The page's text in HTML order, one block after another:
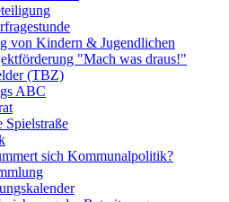
von Kindern & Jugendlichen
"Mach was draus!"
(TBZ)
ABC
Spielstraße
sich Kommunalpolitik?